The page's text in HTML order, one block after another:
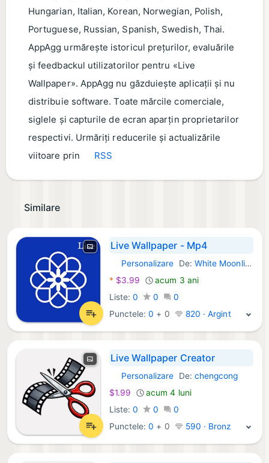
Hungarian, Italian, Korean, Norwegian, Polish,
Portuguese, Russian, Spanish, Swedish, Thai.
AppAgg urmărește istoricul prețurilor, evaluările
și feedbackul utilizatorilor pentru «Live
Wallpaper». AppAgg nu găzduiește aplicații și nu
distribuie software. Toate mărcile comerciale,
siglele și capturile de ecran aparțin proprietarilor
respectivi. Urmăriți reducerile și actualizările
viitoare prin
RSS
Similare
Live Wallpaper - Mp4
Windows Aplicații:
Personalizare De: White Moonlight
* $3.99
acum 3 ani
Liste: 0 0
0
Punctele:0 + 0 820 · Argint
Live Wallpaper Creator
Windows Aplicații:
Personalizare De: chengcong
$1.99
acum 4 luni
Liste: 0 0
0
Punctele:0 + 0 590 · Bronz